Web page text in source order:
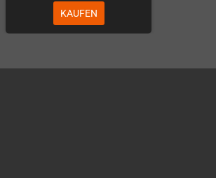
KAUFEN